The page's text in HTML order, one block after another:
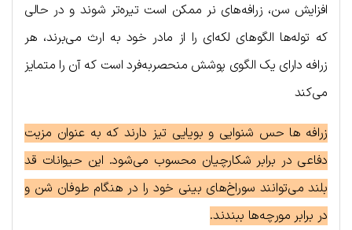
افزایش سن، زرافه‌های نر ممکن است تیره‌تر شوند و در حالی
که توله‌ها الگوهای لکه‌ای را از مادر خود به ارث می‌برند، هر
زرافه دارای یک الگوی پوشش منحصربه‌فرد است که آن را متمایز
می‌کند
زرافه ها حس شنوایی و بویایی تیز دارند که به عنوان مزیت
دفاعی در برابر شکارچیان محسوب می‌شود. این حیوانات قد
بلند می‌توانند سوراخ‌های بینی خود را در هنگام طوفان شن و
در برابر مورچه‌ها ببندند.